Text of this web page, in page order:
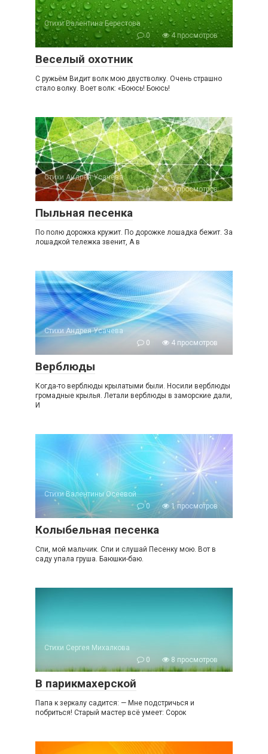
Стихи Валентина Берестова
0
4 просмотров
Веселый охотник
С ружьём Видит волк мою двустволку. Очень страшно
стало волку. Воет волк: «Боюсь! Боюсь!
Стихи Андрея Усачева
0
9 просмотров
Пыльная песенка
По полю дорожка кружит. По дорожке лошадка бежит. За
лошадкой тележка звенит, А в
Стихи Андрея Усачева
0
4 просмотров
Верблюды
Когда-то верблюды крылатыми были. Носили верблюды
громадные крылья. Летали верблюды в заморские дали,
И
Стихи Валентины Осеевой
0
1 просмотров
Колыбельная песенка
Спи, мой мальчик. Спи и слушай Песенку мою. Вот в
саду упала груша. Баюшки-баю.
Стихи Сергея Михалкова
0
8 просмотров
В парикмахерской
Папа к зеркалу садится: — Мне подстричься и
побриться! Старый мастер всё умеет: Сорок